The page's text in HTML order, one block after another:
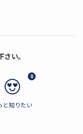
い。
0
と知りたい